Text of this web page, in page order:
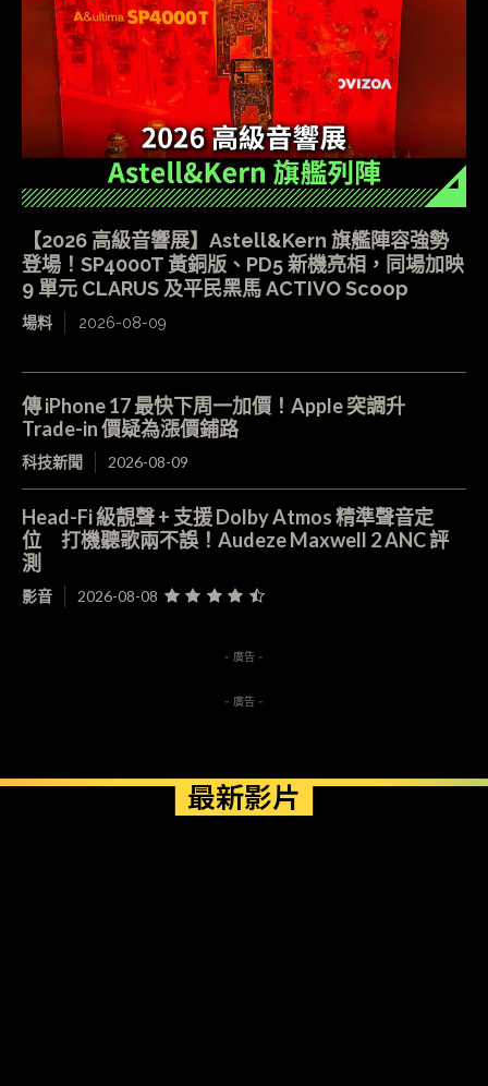
【2026 高級音響展】Astell&Kern 旗艦陣容強勢
登場！SP4000T 黃銅版、PD5 新機亮相，同場加映
9 單元 CLARUS 及平民黑馬 ACTIVO Scoop
場料 2026-08-09
傳 iPhone 17 最快下周一加價！Apple 突調升
Trade-in 價疑為漲價鋪路
科技新聞 2026-08-09
Head-Fi 級靚聲 + 支援 Dolby Atmos 精準聲音定
位 打機聽歌兩不誤！Audeze Maxwell 2 ANC 評
測
影音 2026-08-08
- 廣告 -
- 廣告 -
最新影片